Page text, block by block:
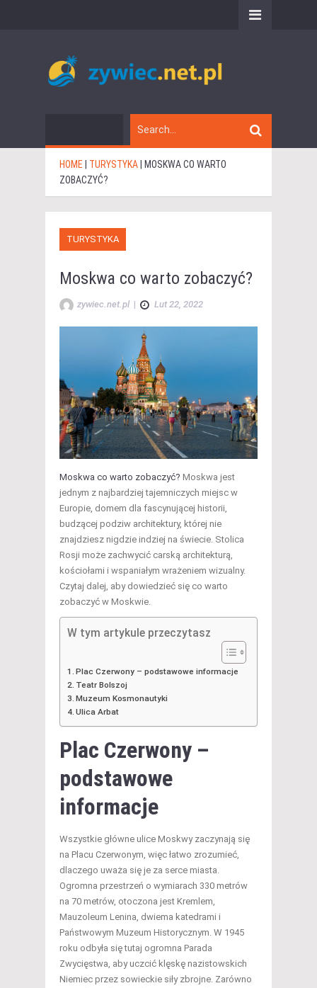
HOME TURYSTYKA
MOSKWA CO WARTO
ZOBACZYĆ?
TURYSTYKA
Moskwa co warto zobaczyć?
zywiec.net.pl | Lut 22, 2022
Moskwa co warto zobaczyć? Moskwa jest
jednym z najbardziej tajemniczych miejsc w
Europie, domem dla fascynującej historii,
budzącej podziw architektury, której nie
znajdziesz nigdzie indziej na świecie. Stolica
Rosji może zachwycić carską architekturą,
kościołami i wspaniałym wrażeniem wizualny.
Czytaj dalej, aby dowiedzieć się co warto
zobaczyć w Moskwie.
W tym artykule przeczytasz
Plac Czerwony – podstawowe informacje
Teatr Bolszoj
Muzeum Kosmonautyki
Ulica Arbat
Plac Czerwony –
podstawowe
informacje
Wszystkie główne ulice Moskwy zaczynają się
na Placu Czerwonym, więc łatwo zrozumieć,
dlaczego uważa się je za serce miasta.
Ogromna przestrzeń o wymiarach 330 metrów
na 70 metrów, otoczona jest Kremlem,
Mauzoleum Lenina, dwiema katedrami i
Państwowym Muzeum Historycznym. W 1945
roku odbyła się tutaj ogromna Parada
Zwycięstwa, aby uczcić klęskę nazistowskich
Niemiec przez sowieckie siły zbrojne. Zarówno